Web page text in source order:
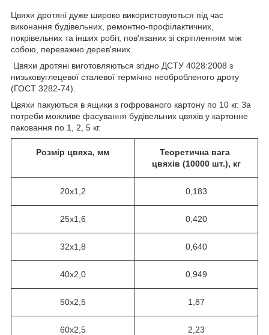
Цвяхи дротяні дуже широко використовуються під час
виконання будівельних, ремонтно-профілактичних,
покрівельних та інших робіт, пов'язаних зі скріпленням між
собою, переважно дерев'яних.
Цвяхи дротяні виготовляються згідно ДСТУ 4028:2008 з
низьковуглецевої сталевої термічно необробленого дроту
(ГОСТ 3282-74).
Цвяхи пакуються в ящики з гофрованого картону по 10 кг. За
потреби можливе фасування будівельних цвяхів у картонне
паковання по 1, 2, 5 кг.
Розмір цвяха, мм
Теоретична вага
цвяхів (10000 шт.), кг
20х1,2 0,183
25х1,6 0,420
32х1,8 0,640
40х2,0 0,949
50х2,5 1,87
60х2,5 2,23